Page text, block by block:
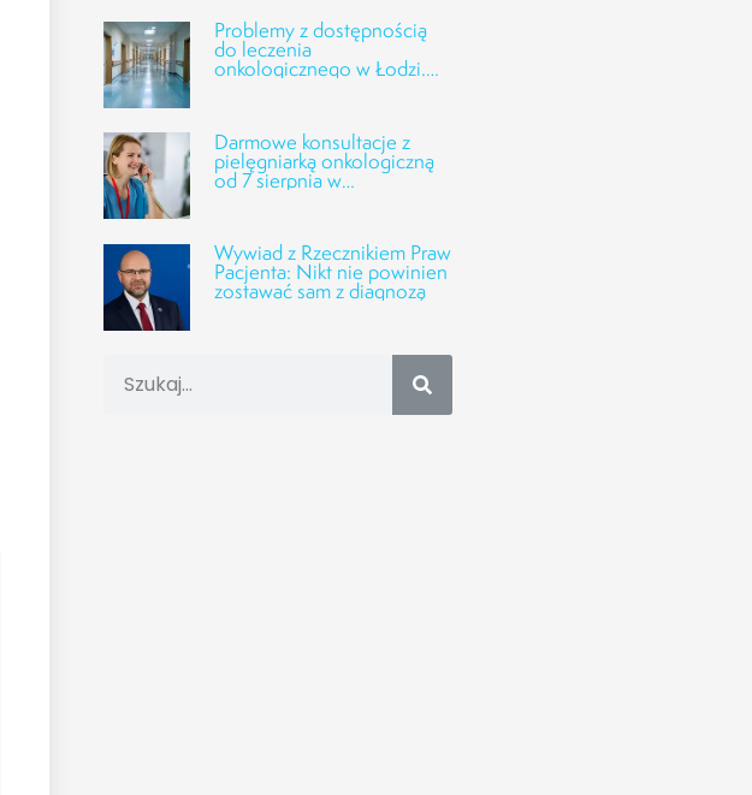
Problemy z dostępnością
do leczenia
onkologicznego w Łodzi.
Odpowiedzi CSK UMED
Darmowe konsultacje z
pielęgniarką onkologiczną
od 7 sierpnia w
Onkofundacji Alivia!
Wywiad z Rzecznikiem Praw
Pacjenta: Nikt nie powinien
zostawać sam z diagnozą